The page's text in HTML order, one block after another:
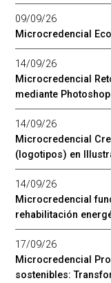
09/09/26
Microcredencial
14/09/26
Microcredencial
mediante
14/09/26
Microcredencial
(logotipos) en
14/09/26
Microcredencial
rehabilitación
17/09/26
Microcredencial
sostenibles: